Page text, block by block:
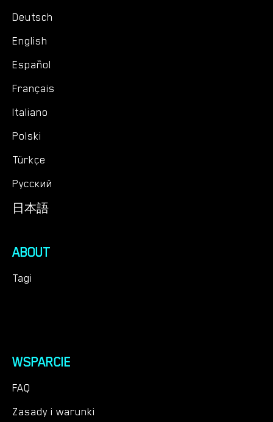
Deutsch
English
Español
Français
Italiano
Polski
Türkçe
Русский
日本語
ABOUT
Tagi
WSPARCIE
FAQ
Zasady i warunki